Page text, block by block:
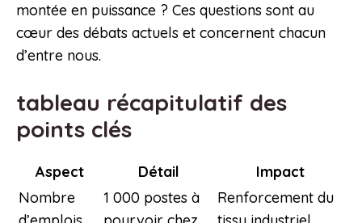
montée en puissance ? Ces questions sont au
cœur des débats actuels et concernent chacun
d’entre nous.
tableau récapitulatif des
points clés
Aspect Détail
Impact
Nombre
1 000 postes à
Renforcement du